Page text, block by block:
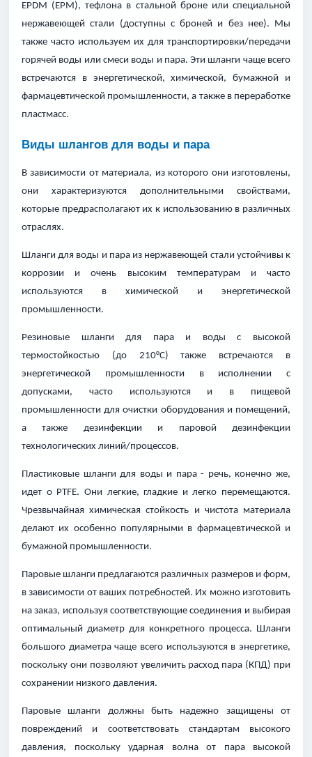
EPDM (EPM), тефлона в стальной броне или специальной
нержавеющей стали (доступны с броней и без нее). Мы
также часто используем их для транспортировки/передачи
горячей воды или смеси воды и пара. Эти шланги чаще всего
встречаются в энергетической, химической, бумажной и
фармацевтической промышленности, а также в переработке
пластмасс.
Виды шлангов для воды и пара
В зависимости от материала, из которого они изготовлены,
они характеризуются дополнительными свойствами,
которые предрасполагают их к использованию в различных
отраслях.
Шланги для воды и пара из нержавеющей стали устойчивы к
коррозии и очень высоким температурам и часто
используются в химической и энергетической
промышленности.
Резиновые шланги для пара и воды с высокой
термостойкостью (до 210°C) также встречаются в
энергетической промышленности в исполнении с
допусками, часто используются и в пищевой
промышленности для очистки оборудования и помещений,
а также дезинфекции и паровой дезинфекции
технологических линий/процессов.
Пластиковые шланги для воды и пара - речь, конечно же,
идет о PTFE. Они легкие, гладкие и легко перемещаются.
Чрезвычайная химическая стойкость и чистота материала
делают их особенно популярными в фармацевтической и
бумажной промышленности.
Паровые шланги предлагаются различных размеров и форм,
в зависимости от ваших потребностей. Их можно изготовить
на заказ, используя соответствующие соединения и выбирая
оптимальный диаметр для конкретного процесса. Шланги
большого диаметра чаще всего используются в энергетике,
поскольку они позволяют увеличить расход пара (КПД) при
сохранении низкого давления.
Паровые шланги должны быть надежно защищены от
повреждений и соответствовать стандартам высокого
давления, поскольку ударная волна от пара высокой